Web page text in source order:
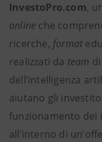
InvestoPro.com,
online che
ricerche, format
realizzati da team
dell’intelligenza
aiutano gli
funzionamento dei
all’interno di